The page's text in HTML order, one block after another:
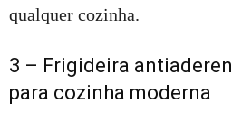
qualquer cozinha.
3 – Frigideira
para cozinha moderna